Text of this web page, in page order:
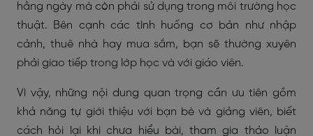
hằng ngày mà còn phải sử dụng trong môi trường học
thuật. Bên cạnh các tình huống cơ bản như nhập
cảnh, thuê nhà hay mua sắm, bạn sẽ thường xuyên
phải giao tiếp trong lớp học và với giáo viên.
Vì vậy, những nội dung quan trọng cần ưu tiên gồm
khả năng tự giới thiệu với bạn bè và giảng viên, biết
cách hỏi lại khi chưa hiểu bài, tham gia thảo luận